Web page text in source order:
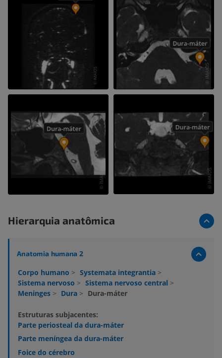
Hierarquia anatômica
Anatomia humana 2
Corpo humano > Systemata integrantia >
Sistema nervoso > Sistema nervoso central >
Meninges > Dura > Dura-máter
Estruturas subjacentes:
Parte periosteal da dura-máter
Parte meníngea da dura-máter
Foice do cérebro